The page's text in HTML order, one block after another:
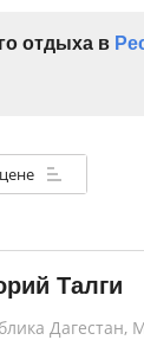
отдыха в
Талги
Дагестан,